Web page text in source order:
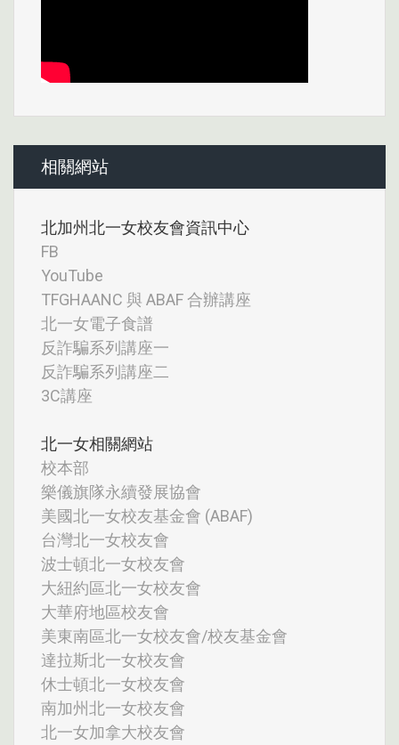
相關網站
北加州北一女校友會資訊中心
FB
YouTube
TFGHAANC 與 ABAF 合辦講座
北一女電子食譜
反詐騙系列講座一
反詐騙系列講座二
3C講座
北一女相關網站
校本部
樂儀旗隊永續發展協會
美國北一女校友基金會 (ABAF)
台灣北一女校友會
波士頓北一女校友會
大紐約區北一女校友會
大華府地區校友會
美東南區北一女校友會/校友基金會
達拉斯北一女校友會
休士頓北一女校友會
南加州北一女校友會
北一女加拿大校友會